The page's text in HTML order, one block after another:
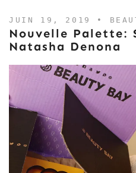
JUIN 19, 2019 •
Nouvelle Palette:
Natasha Denona